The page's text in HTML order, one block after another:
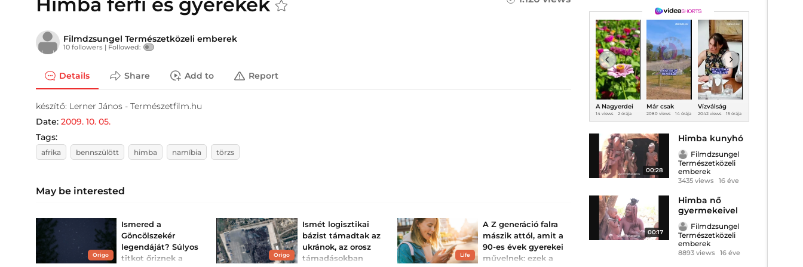
Filmdzsungel Természetközeli emberek
10 followers | Followed:
Details Share Add to Report
készítő: Lerner János - Természetfilm.hu
Date: 2009. 10. 05.
Tags:
afrika bennszülött himba namíbia törzs
May be interested
Origo
Ismered a
Göncölszekér
legendáját? Súlyos
titkot őriznek a
Origo
Ismét logisztikai
bázist támadtak az
ukránok, az orosz
támadásokban
Life
A Z generáció falra
mászik attól, amit a
90-es évek gyerekei
művelnek: ezek a
A Nagyerdei
Virágoskertbe
n jártunk
14 views 2 órája
Már csak
napok
választanak el
2080 views 14 órája
Vízválság
helyett
Facebook-
teljesen
elszabadultak
2042 views 15 órája
00:28
Himba kunyhó
Filmdzsungel
Természetközeli
emberek
3435 views 16 éve
00:17
Himba nő
gyermekeivel
Filmdzsungel
Természetközeli
emberek
8893 views 16 éve